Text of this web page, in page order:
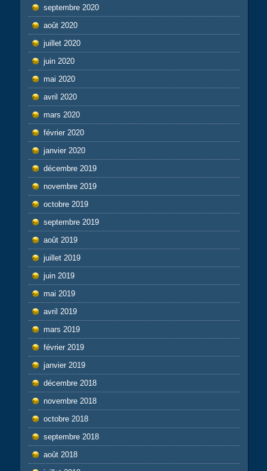
septembre 2020
août 2020
juillet 2020
juin 2020
mai 2020
avril 2020
mars 2020
février 2020
janvier 2020
décembre 2019
novembre 2019
octobre 2019
septembre 2019
août 2019
juillet 2019
juin 2019
mai 2019
avril 2019
mars 2019
février 2019
janvier 2019
décembre 2018
novembre 2018
octobre 2018
septembre 2018
août 2018